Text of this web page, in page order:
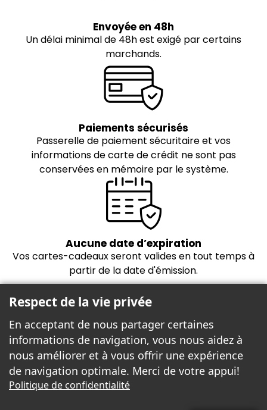
Envoyée en 48h
Un délai minimal de 48h est exigé par certains
marchands.
Paiements sécurisés
Passerelle de paiement sécuritaire et vos
informations de carte de crédit ne sont pas
conservées en mémoire par le système.
Aucune date d’expiration
Vos cartes-cadeaux seront valides en tout temps à
partir de la date d'émission.
Freebees est fier de propulser la boutique
Respect de la vie privée
En acceptant de nous partager certaines
informations de navigation, vous nous aidez à
nous améliorer et à vous offrir une expérience
de navigation optimale. Merci de votre appui!
Politique de confidentialité